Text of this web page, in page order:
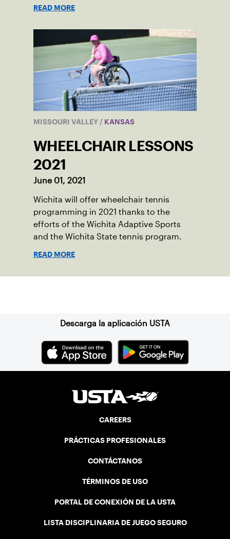
READ MORE
MISSOURI VALLEY / KANSAS
WHEELCHAIR LESSONS
2021
June 01, 2021
Wichita will offer wheelchair tennis
programming in 2021 thanks to the
efforts of the Wichita Adaptive Sports
and the Wichita State tennis program.
READ MORE
Descarga la aplicación USTA
CAREERS
PRÁCTICAS PROFESIONALES
CONTÁCTANOS
TÉRMINOS DE USO
PORTAL DE CONEXIÓN DE LA USTA
LISTA DISCIPLINARIA DE JUEGO SEGURO